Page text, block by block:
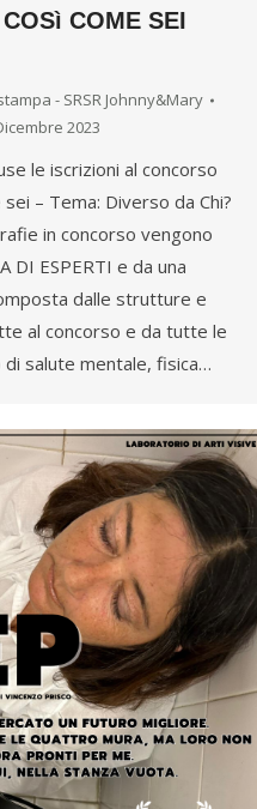
COME SEI
- SRSR Johnny&Mary
2023
le iscrizioni al concorso
– Tema: Diverso da Chi?
in concorso vengono
DI ESPERTI e da una
dalle strutture e
al concorso e da tutte le
di salute mentale, fisica…